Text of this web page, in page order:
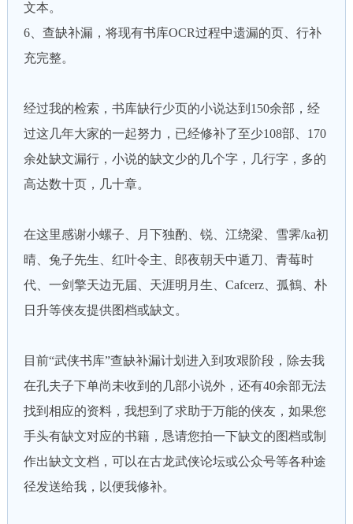
文本。
6、查缺补漏，将现有书库OCR过程中遗漏的页、行补
充完整。
经过我的检索，书库缺行少页的小说达到150余部，经
过这几年大家的一起努力，已经修补了至少108部、170
余处缺文漏行，小说的缺文少的几个字，几行字，多的
高达数十页，几十章。
在这里感谢小螺子、月下独酌、锐、江绕梁、雪霁/ka初
晴、兔子先生、红叶令主、郎夜朝天中遁刀、青莓时
代、一剑擎天边无届、天涯明月生、Cafcerz、孤鶴、朴
日升等侠友提供图档或缺文。
目前“武侠书库”查缺补漏计划进入到攻艰阶段，除去我
在孔夫子下单尚未收到的几部小说外，还有40余部无法
找到相应的资料，我想到了求助于万能的侠友，如果您
手头有缺文对应的书籍，恳请您拍一下缺文的图档或制
作出缺文文档，可以在古龙武侠论坛或公众号等各种途
径发送给我，以便我修补。